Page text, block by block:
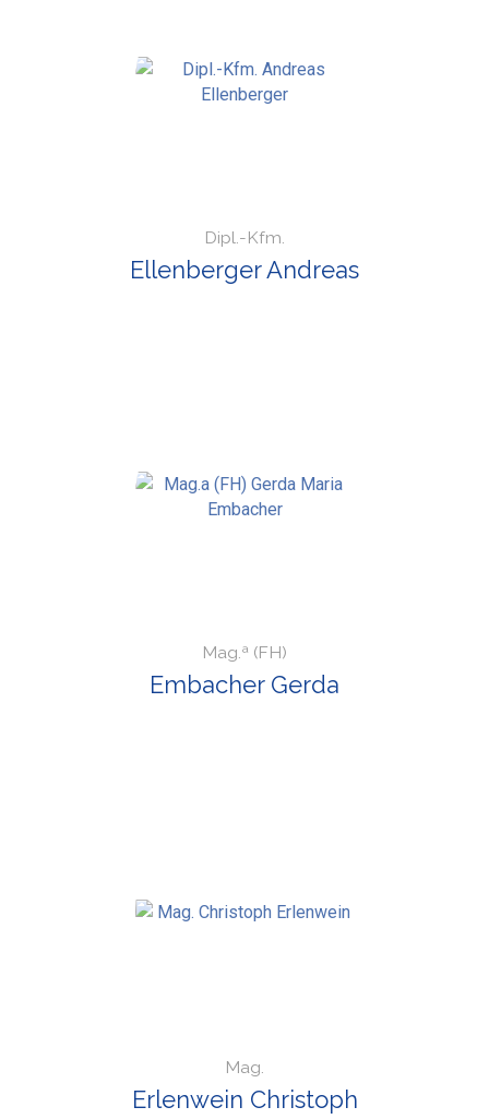
Dipl.-Kfm.
Ellenberger Andreas
Mag.ª (FH)
Embacher Gerda
Mag.
Erlenwein Christoph